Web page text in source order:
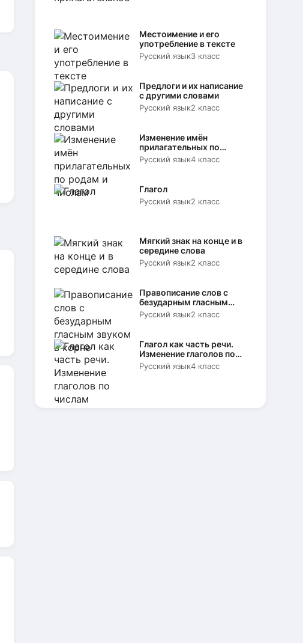
Местоимение и его
употребление в тексте
Русский язык3 класс
Предлоги и их написание
с другими словами
Русский язык2 класс
Изменение имён
прилагательных по
родам и числам
Русский язык4 класс
Глагол
Русский язык2 класс
Мягкий знак на конце и в
середине слова
Русский язык2 класс
Правописание слов с
безударным гласным
звуком в корне
Русский язык2 класс
Глагол как часть речи.
Изменение глаголов по
числам
Русский язык4 класс